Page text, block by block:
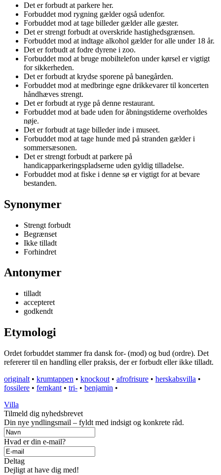
Det er forbudt at parkere her.
Forbuddet mod rygning gælder også udenfor.
Forbuddet mod at tage billeder gælder alle gæster.
Det er strengt forbudt at overskride hastighedsgrænsen.
Forbuddet mod at indtage alkohol gælder for alle under 18 år.
Det er forbudt at fodre dyrene i zoo.
Forbuddet mod at bruge mobiltelefon under kørsel er vigtigt
for sikkerheden.
Det er forbudt at krydse sporene på banegården.
Forbuddet mod at medbringe egne drikkevarer til koncerten
håndhæves strengt.
Det er forbudt at ryge på denne restaurant.
Forbuddet mod at bade uden for åbningstiderne overholdes
nøje.
Det er forbudt at tage billeder inde i museet.
Forbuddet mod at tage hunde med på stranden gælder i
sommersæsonen.
Det er strengt forbudt at parkere på
handicapparkeringspladserne uden gyldig tilladelse.
Forbuddet mod at fiske i denne sø er vigtigt for at bevare
bestanden.
Synonymer
Strengt forbudt
Begrænset
Ikke tilladt
Forhindret
Antonymer
tilladt
accepteret
godkendt
Etymologi
Ordet forbuddet stammer fra dansk for- (mod) og bud (ordre). Det
refererer til en handling eller praksis, der er forbudt eller ikke tilladt.
originalt • krumtappen • knockout • afrofrisure • herskabsvilla •
fossilere • femkant • tri- • benjamin •
Villa
Tilmeld dig nyhedsbrevet
Din nye yndlingsmail – fyldt med indsigt og konkrete råd.
Hvad er din e-mail?
Deltag
Dejligt at have dig med!